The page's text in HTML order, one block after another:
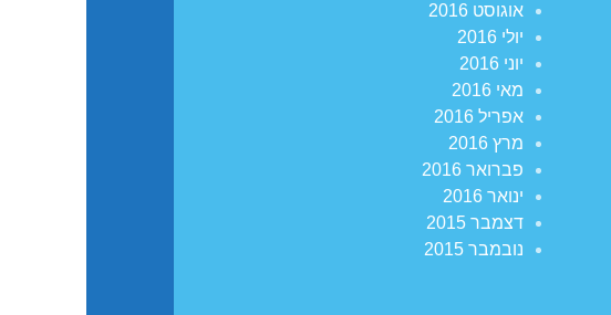
אוגוסט 2016
יולי 2016
יוני 2016
מאי 2016
אפריל 2016
מרץ 2016
פברואר 2016
ינואר 2016
דצמבר 2015
נובמבר 2015